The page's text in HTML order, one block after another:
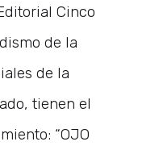
Cinco
de la
de la
tienen el
“OJO